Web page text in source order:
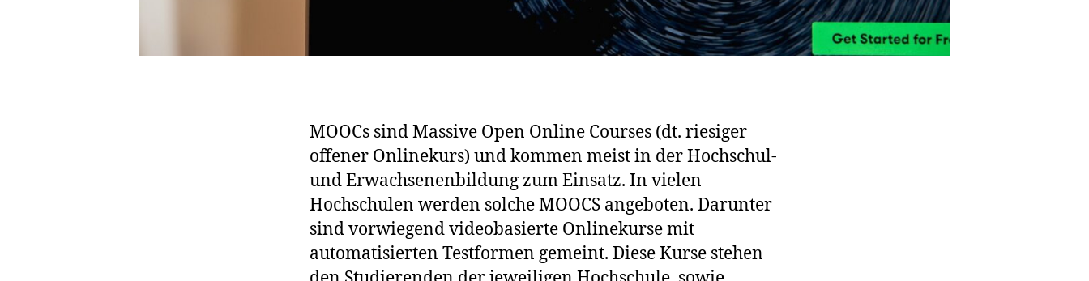
MOOCs sind Massive Open Online Courses (dt. riesiger
offener Onlinekurs) und kommen meist in der Hochschul-
und Erwachsenenbildung zum Einsatz. In vielen
Hochschulen werden solche MOOCS angeboten. Darunter
sind vorwiegend videobasierte Onlinekurse mit
automatisierten Testformen gemeint. Diese Kurse stehen